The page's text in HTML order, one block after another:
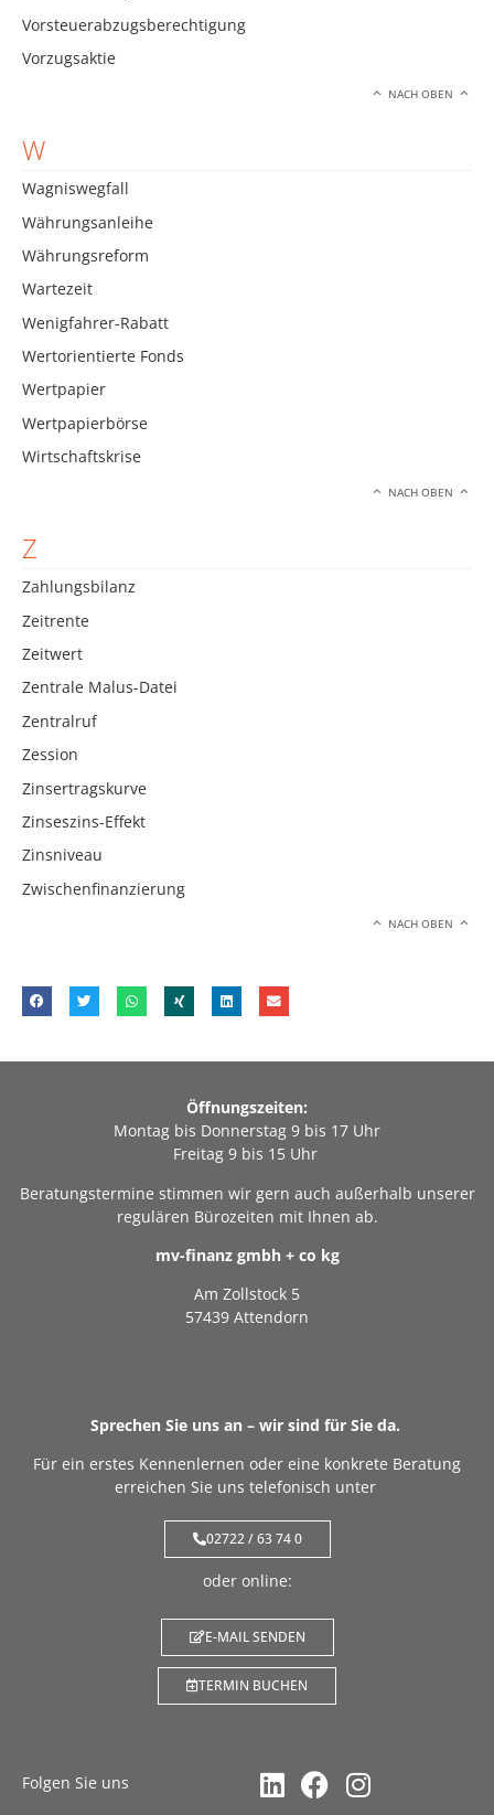
Vorsteuerabzugsberechtigung
Vorzugsaktie
NACH OBEN
W
Wagniswegfall
Währungsanleihe
Währungsreform
Wartezeit
Wenigfahrer-Rabatt
Wertorientierte Fonds
Wertpapier
Wertpapierbörse
Wirtschaftskrise
NACH OBEN
Z
Zahlungsbilanz
Zeitrente
Zeitwert
Zentrale Malus-Datei
Zentralruf
Zession
Zinsertragskurve
Zinseszins-Effekt
Zinsniveau
Zwischenfinanzierung
NACH OBEN
Öffnungszeiten:
Montag bis Donnerstag 9 bis 17 Uhr
Freitag 9 bis 15 Uhr
Beratungstermine stimmen wir gern auch außerhalb unserer
regulären Bürozeiten mit Ihnen ab.
mv-finanz gmbh + co kg
Am Zollstock 5
57439 Attendorn
Sprechen Sie uns an – wir sind für Sie da.
Für ein erstes Kennenlernen oder eine konkrete Beratung
erreichen Sie uns telefonisch unter
02722 / 63 74 0
oder online:
E-MAIL SENDEN
TERMIN BUCHEN
Folgen Sie uns